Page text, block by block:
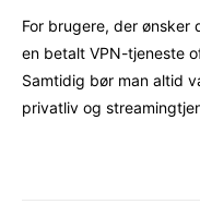
For brugere, der ønsker
en betalt VPN-tjeneste
Samtidig bør man altid
privatliv og